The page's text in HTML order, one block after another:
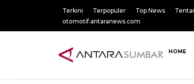
Terkini Terpopuler Top News
otomotif.antaranews.com
HOME